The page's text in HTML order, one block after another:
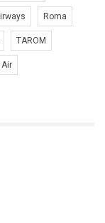
Roma
TAROM